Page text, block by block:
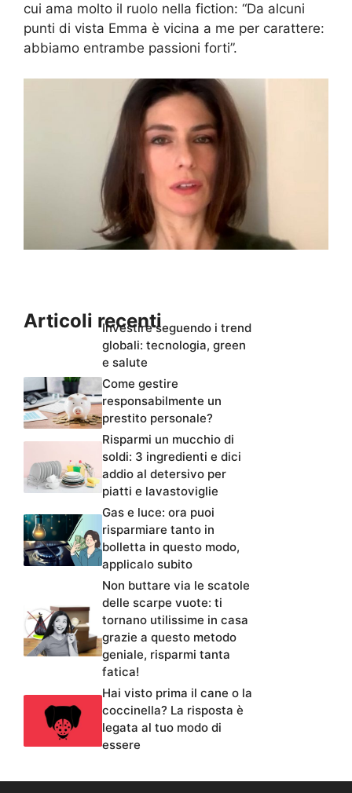
cui ama molto il ruolo nella fiction: “Da alcuni
punti di vista Emma è vicina a me per carattere:
abbiamo entrambe passioni forti”.
Articoli recentiInvestire seguendo i trend
globali: tecnologia, green
e salute
Come gestire
responsabilmente un
prestito personale?
Risparmi un mucchio di
soldi: 3 ingredienti e dici
addio al detersivo per
piatti e lavastoviglie
Gas e luce: ora puoi
risparmiare tanto in
bolletta in questo modo,
applicalo subito
Non buttare via le scatole
delle scarpe vuote: ti
tornano utilissime in casa
grazie a questo metodo
geniale, risparmi tanta
fatica!
Hai visto prima il cane o la
coccinella? La risposta è
legata al tuo modo di
essere